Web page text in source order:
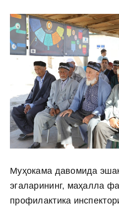
Муҳокама давомида
эгаларининг, маҳалла
профилактика